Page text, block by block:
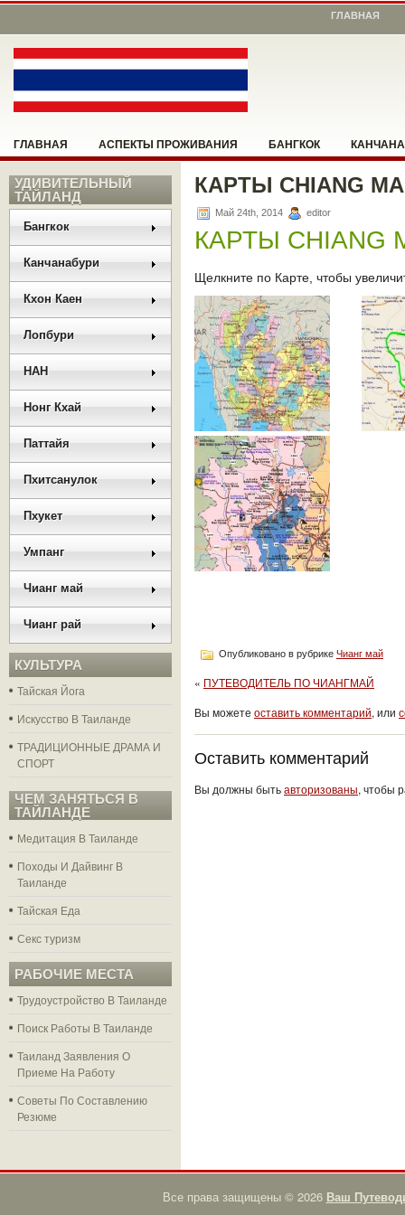
ГЛАВНАЯ
ГЛАВНАЯ АСПЕКТЫ ПРОЖИВАНИЯ БАНГКОК
НОНГ КХАЙ ПАТТАЙЯ ПОМОЖЕМ СООРИЕНТИРОВАТЬСЯ
РАЗНОЕ РУКОВОДСТВО САНГКХЛАБУРИ
УДИВИТЕЛЬНЫЙ
ТАЙЛАНД
Бангкок
Канчанабури
Кхон Каен
Лопбури
НАН
Нонг Кхай
Паттайя
Пхитсанулок
Пхукет
Умпанг
Чианг май
Чианг рай
КУЛЬТУРА
Тайская Йога
Искусство В Таиланде
ТРАДИЦИОННЫЕ ДРАМА И
СПОРТ
ЧЕМ ЗАНЯТЬСЯ В
ТАЙЛАНДЕ
Медитация В Таиланде
Походы И Дайвинг В
Таиланде
Тайская Еда
Секс туризм
РАБОЧИЕ МЕСТА
Трудоустройство В Таиланде
Поиск Работы В Таиланде
Таиланд Заявления О
Приеме На Работу
Советы По Составлению
Резюме
КАРТЫ CHIANG
Май 24th, 2014 editor
КАРТЫ CHIANG
Щелкните по Карте, чтобы
Опубликовано в рубрике Чианг май
« ПУТЕВОДИТЕЛЬ ПО ЧИАНГМАЙ
Вы можете оставить комментарий, или
Оставить комментарий
Вы должны бытьавторизованы, чтобы
Все права защищены © 2026 Ваш